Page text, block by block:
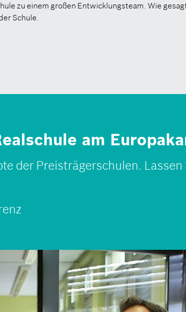
zu einem großen Entwicklungsteam. Wie
Schule.
am
der Preisträgerschulen. Lassen